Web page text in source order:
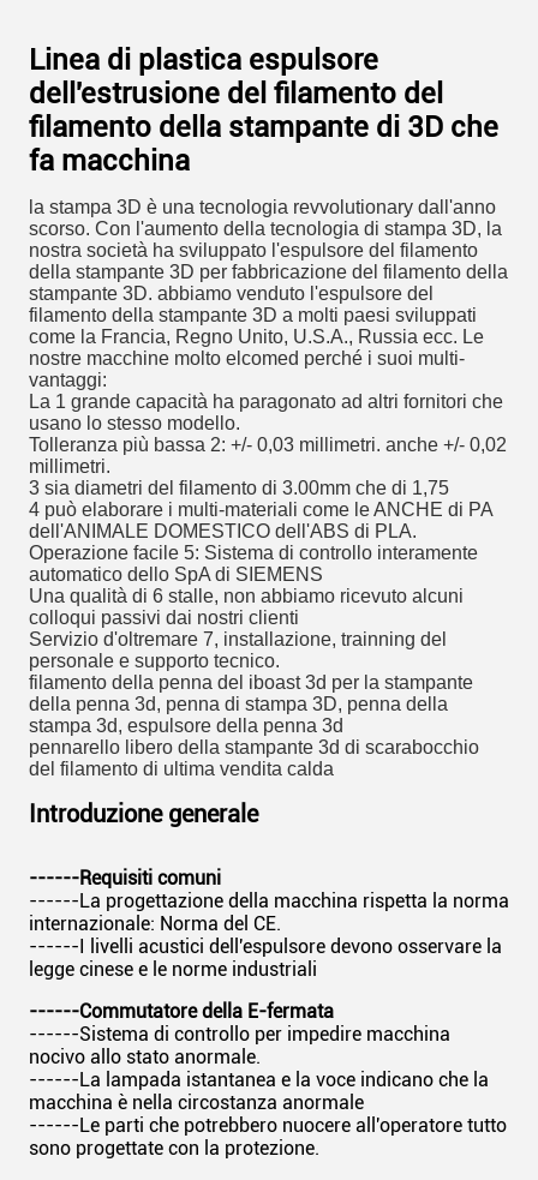
Linea di plastica espulsore
dell'estrusione del filamento del
filamento della stampante di 3D che
fa macchina
la stampa 3D è una tecnologia revvolutionary dall'anno
scorso. Con l'aumento della tecnologia di stampa 3D, la
nostra società ha sviluppato l'espulsore del filamento
della stampante 3D per fabbricazione del filamento della
stampante 3D. abbiamo venduto l'espulsore del
filamento della stampante 3D a molti paesi sviluppati
come la Francia, Regno Unito, U.S.A., Russia ecc. Le
nostre macchine molto elcomed perché i suoi multi-
vantaggi:
La 1 grande capacità ha paragonato ad altri fornitori che
usano lo stesso modello.
Tolleranza più bassa 2: +/- 0,03 millimetri. anche +/- 0,02
millimetri.
3 sia diametri del filamento di 3.00mm che di 1,75
4 può elaborare i multi-materiali come le ANCHE di PA
dell'ANIMALE DOMESTICO dell'ABS di PLA.
Operazione facile 5: Sistema di controllo interamente
automatico dello SpA di SIEMENS
Una qualità di 6 stalle, non abbiamo ricevuto alcuni
colloqui passivi dai nostri clienti
Servizio d'oltremare 7, installazione, trainning del
personale e supporto tecnico.
filamento della penna del iboast 3d per la stampante
della penna 3d, penna di stampa 3D, penna della
stampa 3d, espulsore della penna 3d
pennarello libero della stampante 3d di scarabocchio
del filamento di ultima vendita calda
Introduzione generale
------Requisiti comuni
------La progettazione della macchina rispetta la norma
internazionale: Norma del CE.
------I livelli acustici dell'espulsore devono osservare la
legge cinese e le norme industriali
------Commutatore della E-fermata
------Sistema di controllo per impedire macchina
nocivo allo stato anormale.
------La lampada istantanea e la voce indicano che la
macchina è nella circostanza anormale
------Le parti che potrebbero nuocere all'operatore tutto
sono progettate con la protezione.